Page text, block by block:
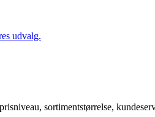
udvalg.
sortimentstørrelse,